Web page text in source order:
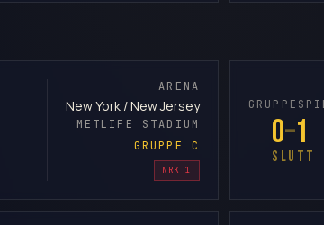
ARENA
New York / New Jersey
METLIFE STADIUM
GRUPPE C
NRK 1
0–1
SLUTT